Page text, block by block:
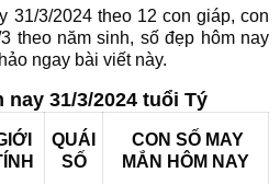
31/3/2024 theo 12 con giáp, con
theo năm sinh, số đẹp hôm nay
ngay bài viết này.
31/3/2024 tuổi Tý
QUÁI
SỐ
CON SỐ MAY
MẮN HÔM NAY